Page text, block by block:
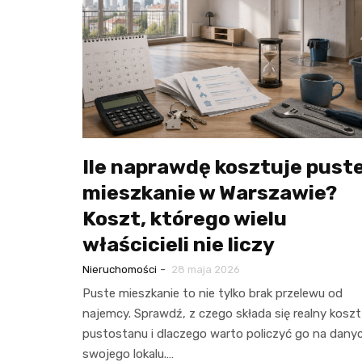
Ile naprawdę kosztuje
mieszkanie w Warszawie?
Koszt, którego wielu
właścicieli nie liczy
Nieruchomości - 28 maja 2026
Puste mieszkanie to nie tylko brak przelewu od
najemcy. Sprawdź, z czego składa się realny koszt
pustostanu i dlaczego warto policzyć go na
swojego lokalu.…